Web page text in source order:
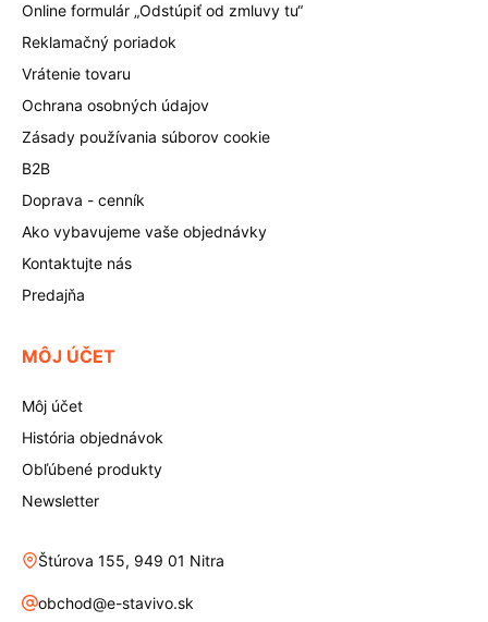
Online formulár „Odstúpiť od zmluvy tu“
Reklamačný poriadok
Vrátenie tovaru
Ochrana osobných údajov
Zásady používania súborov cookie
B2B
Doprava - cenník
Ako vybavujeme vaše objednávky
Kontaktujte nás
Predajňa
MÔJ ÚČET
Môj účet
História objednávok
Obľúbené produkty
Newsletter
Štúrova 155, 949 01 Nitra
obchod@e-stavivo.sk